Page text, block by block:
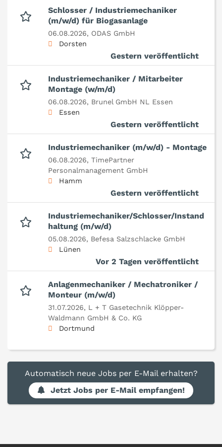
Schlosser / Industriemechaniker
(m/w/d) für Biogasanlage
06.08.2026, ODAS GmbH
Dorsten
Gestern veröffentlicht
Industriemechaniker / Mitarbeiter
Montage (w/m/d)
06.08.2026, Brunel GmbH NL Essen
Essen
Gestern veröffentlicht
Industriemechaniker (m/w/d) - Montage
06.08.2026, TimePartner
Personalmanagement GmbH
Hamm
Gestern veröffentlicht
Industriemechaniker/Schlosser/Instand
haltung (m/w/d)
05.08.2026, Befesa Salzschlacke GmbH
Lünen
Vor 2 Tagen veröffentlicht
Anlagenmechaniker / Mechatroniker /
Monteur (m/w/d)
31.07.2026, L + T Gasetechnik Klöpper-
Waldmann GmbH & Co. KG
Dortmund
Automatisch neue Jobs per E-Mail erhalten?
Jetzt Jobs per E-Mail empfangen!